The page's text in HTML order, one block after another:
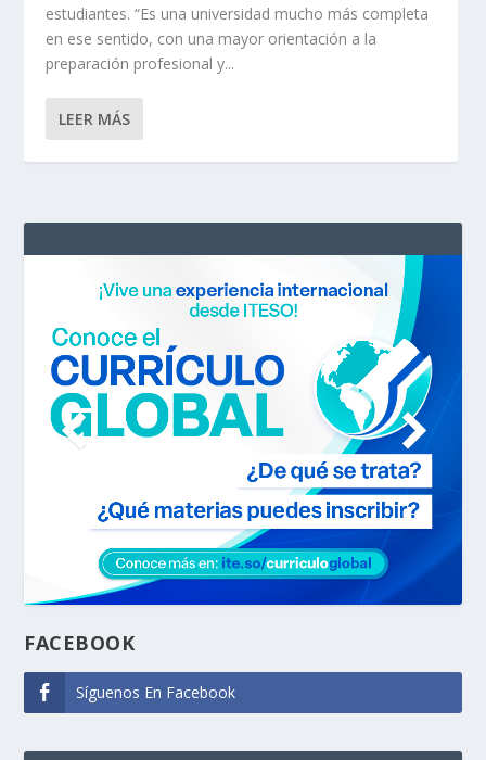
estudiantes. “Es una universidad mucho más completa
en ese sentido, con una mayor orientación a la
preparación profesional y...
LEER MÁS
FACEBOOK
Síguenos En Facebook